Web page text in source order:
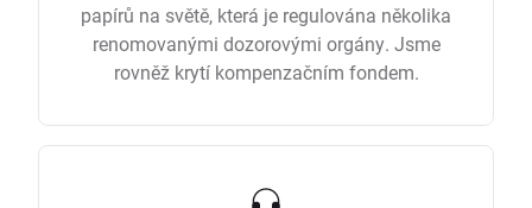
papírů na světě, která je regulována několika
renomovanými dozorovými orgány. Jsme
rovněž krytí kompenzačním fondem.